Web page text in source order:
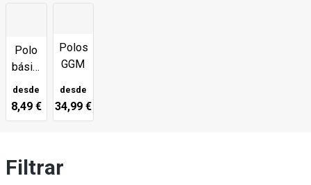
Polo
básico
de
hombre
desde
8,49 €
Polos
GGM
desde
34,99 €
Filtrar